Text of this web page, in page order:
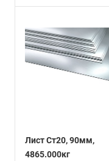
Лист Ст20, 90мм,
4865.000кг